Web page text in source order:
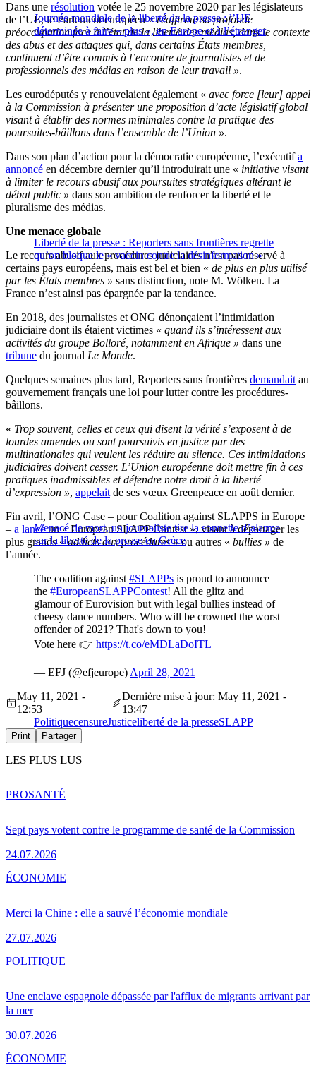
Journée mondiale de la liberté de la presse : l’UE
déterminée à faire « plus », en Europe et à l’étranger
Dans une résolution votée le 25 novembre 2020 par les législateurs
de l’UE, le Parlement européen «réaffirme sa profonde
préoccupation face à l’état de la liberté des médias, dans le contexte
des abus et des attaques qui, dans certains États membres,
continuent d’être commis à l’encontre de journalistes et de
professionnels des médias en raison de leur travail ».
Les eurodéputés y renouvelaient également « avec force [leur] appel
à la Commission à présenter une proposition d’acte législatif global
visant à établir des normes minimales contre la pratique des
poursuites-bâillons dans l’ensemble de l’Union ».
Dans son plan d’action pour la démocratie européenne, l’exécutifa
annoncé en décembre dernier qu’il introduirait une « initiative visant
à limiter le recours abusif aux poursuites stratégiques altérant le
débat public » dans son ambition de renforcer la liberté et le
pluralisme des médias.
Liberté de la presse : Reporters sans frontières regrette
qu’on bloque le « vaccin contre la désinformation »
Une menace globale
Le recours abusif aux procédures judiciaires n’est pas réservé à
certains pays européens, mais est bel et bien « de plus en plus utilisé
par les États membres » sans distinction, note M. Wölken. La
France n’est ainsi pas épargnée par la tendance.
En 2018, des journalistes et ONG dénonçaient l’intimidation
judiciaire dont ils étaient victimes « quand ils s’intéressent aux
activités du groupe Bolloré, notamment en Afrique » dans une
tribune du journal Le Monde.
Quelques semaines plus tard, Reporters sans frontières demandait au
gouvernement français une loi pour lutter contre les procédures-
bâillons.
« Trop souvent, celles et ceux qui disent la vérité s’exposent à de
lourdes amendes ou sont poursuivis en justice par des
multinationales qui veulent les réduire au silence. Ces intimidations
judiciaires doivent cesser. L’Union européenne doit mettre fin à ces
pratiques inadmissibles et défendre notre droit à la liberté
d’expression », appelait de ses vœux Greenpeace en août dernier.
Menacé de mort, un journaliste tire la sonnette d’alarme
sur la liberté de la presse en Grèce
Fin avril, l’ONG Case – pour Coalition against SLAPPS in Europe
– a lancéun « European SLAPP Contest », visant à départager les
plus grands «addicts aux procédures »ou autres « bullies » de
l’année.
The coalition against #SLAPPs is proud to announce
the #EuropeanSLAPPContest! All the glitz and
glamour of Eurovision but with legal bullies instead of
cheesy dance numbers. Who will be crowned the worst
offender of 2021? That's down to you!
Vote here 👉 https://t.co/eMDLaDoITL
— EFJ (@efjeurope) April 28, 2021
May 11, 2021 -
12:53
Dernière mise à jour: May 11, 2021 -
13:47
PolitiquecensureJusticeliberté de la presseSLAPP
Print Partager
LES PLUS LUS
Sept pays votent contre le programme de santé de la Commission
24.07.2026
PROSANTÉ
Merci la Chine : elle a sauvé l’économie mondiale
27.07.2026
ÉCONOMIE
Une enclave espagnole dépassée par l'afflux de migrants arrivant par
la mer
30.07.2026
POLITIQUE
ÉCONOMIE